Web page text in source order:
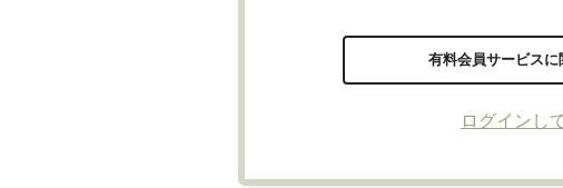
有料会員サービス
ログインし